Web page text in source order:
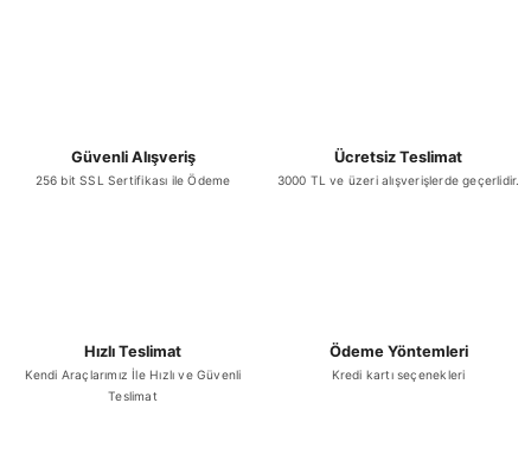
Güvenli Alışveriş
256 bit SSL Sertifikası ile Ödeme
Ücretsiz Teslimat
3000 TL ve üzeri alışverişlerde geçerlidir.
Hızlı Teslimat
Kendi Araçlarımız İle Hızlı ve Güvenli
Teslimat
Ödeme Yöntemleri
Kredi kartı seçenekleri